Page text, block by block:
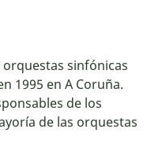
sinfónicas
1995 en A Coruña.
de los
de las orquestas